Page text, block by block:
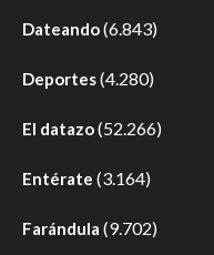
Dateando(6.843)
Deportes(4.280)
El datazo(52.266)
Entérate (3.164)
Farándula (9.702)